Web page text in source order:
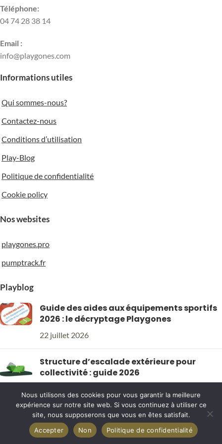
Téléphone:
04 74 28 38 14
Email :
info@playgones.com
Informations utiles
Qui sommes-nous?
Contactez-nous
Conditions d’utilisation
Play-Blog
Politique de confidentialité
Cookie policy
Nos websites
playgones.pro
pumptrack.fr
Playblog
Guide des aides aux équipements sportifs
2026 : le décryptage Playgones
22 juillet 2026
Structure d’escalade extérieure pour
collectivité : guide 2026
PLAYGONES 2026
Nous utilisons des cookies pour vous garantir la meilleure
expérience sur notre site web. Si vous continuez à utiliser ce
site, nous supposerons que vous en êtes satisfait.
Accepter
Non Politique de confidentialité